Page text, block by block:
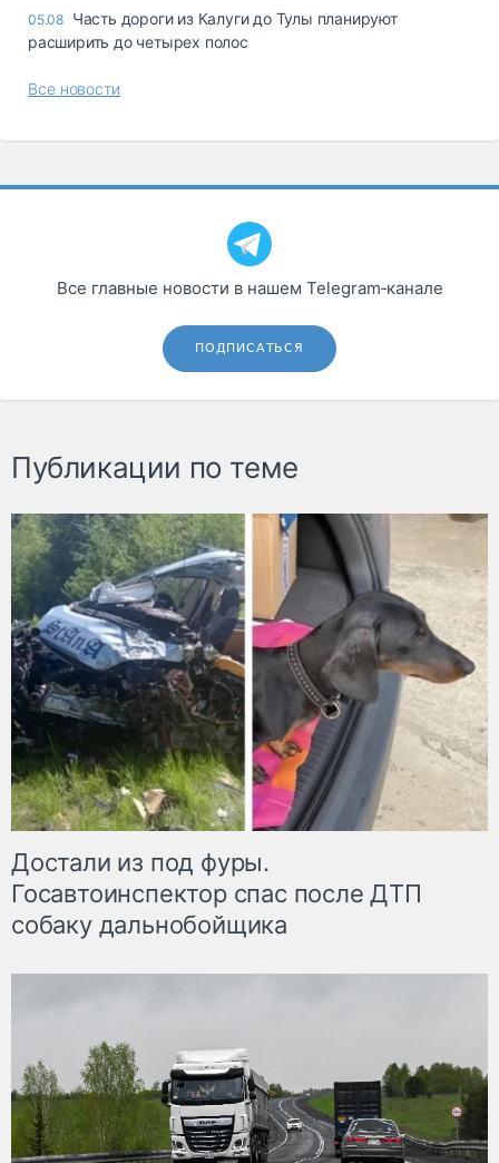
05.08 Часть дороги из Калуги до Тулы планируют
расширить до четырех полос
Все новости
Все главные новости в нашем Telegram‑канале
ПОДПИСАТЬСЯ
Публикации по теме
Достали из под фуры.
Госавтоинспектор спас после ДТП
собаку дальнобойщика